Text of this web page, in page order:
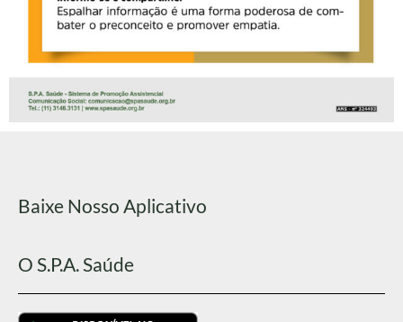
Baixe Nosso Aplicativo
O S.P.A. Saúde